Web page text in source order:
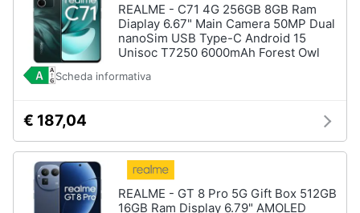
REALME - C71 4G 256GB 8GB Ram
Diaplay 6.67" Main Camera 50MP Dual
nanoSim USB Type-C Android 15
Unisoc T7250 6000mAh Forest Owl
Scheda informativa
€ 187,04
REALME - GT 8 Pro 5G Gift Box 512GB
16GB Ram Display 6.79" AMOLED